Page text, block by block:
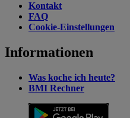
Kontakt
FAQ
Cookie-Einstellungen
Informationen
Was koche ich heute?
BMI Rechner